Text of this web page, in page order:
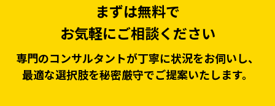
まずは無料で
お気軽にご相談ください
専門のコンサルタントが丁寧に状況をお伺いし、
最適な選択肢を秘密厳守でご提案いたします。